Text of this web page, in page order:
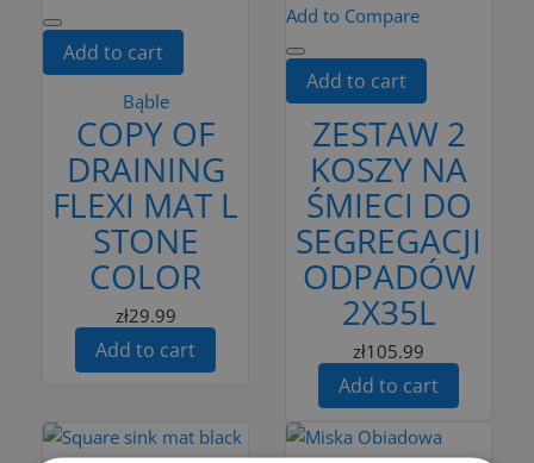
Add to cart
Bąble
COPY OF
DRAINING
FLEXI MAT L
STONE
COLOR
zł29.99
Add to cart
Add to Compare
Add to cart
ZESTAW 2
KOSZY NA
ŚMIECI DO
SEGREGACJI
ODPADÓW
2X35L
zł105.99
Add to cart